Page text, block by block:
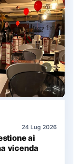
24 Lug 2026
ai
vicenda